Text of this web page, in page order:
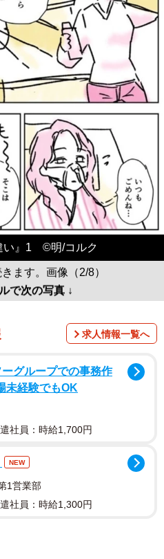
い』1 ©️明/コルク
ます。画像（2/8）
で次の写真 ↓
求人情報一覧へ
グループでの事務作
未経験でもOK
社員：時給1,700円
NEW
1営業部
社員：時給1,300円